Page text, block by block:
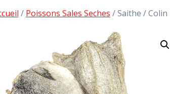
/ Poissons Sales Seches / Saithe / Colin